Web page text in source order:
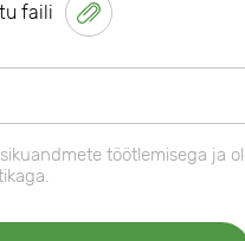
faili
töötlemisega ja